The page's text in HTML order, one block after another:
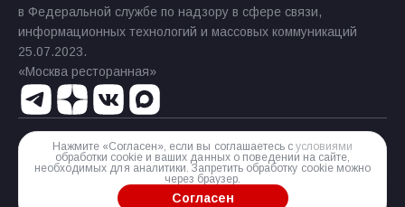
в Федеральной службе по надзору в сфере связи,
информационных технологий и массовых коммуникаций
25.07.2023.
«Москва ресторанная»
Реестровая запись Эл № ФС77−85 644 от 21 июля 2023 г.
Разработка сайта
Нажмите «Согласен», если вы соглашаетесь с условиями
обработки cookie и ваших данных о поведении на сайте,
необходимых для аналитики. Запретить обработку cookie можно
через браузер.
Согласен